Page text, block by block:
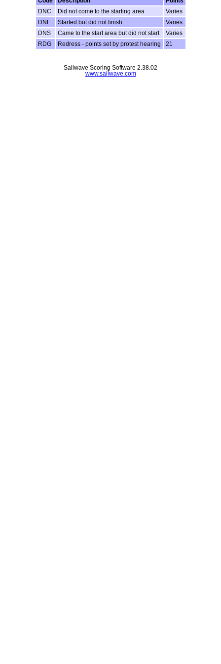
DNC
Did not come to the starting area
Varies
DNF
Started but did not finish
Varies
DNS
Came to the start area but did not start
Varies
RDG
Redress - points set by protest hearing 21
Sailwave Scoring Software 2.38.02
www.sailwave.com